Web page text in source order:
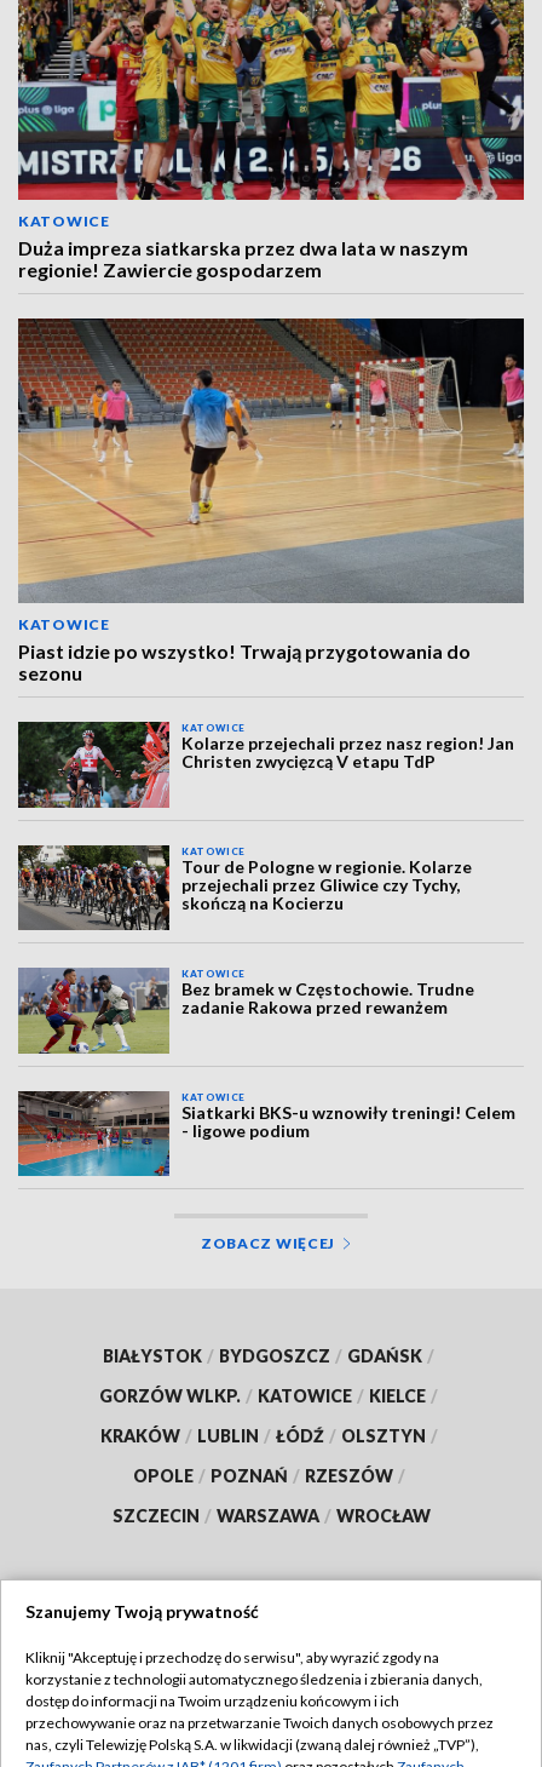
KATOWICE
Duża impreza siatkarska przez dwa lata w naszym
regionie! Zawiercie gospodarzem
KATOWICE
Piast idzie po wszystko! Trwają przygotowania do
sezonu
KATOWICE
Kolarze przejechali przez nasz region! Jan
Christen zwycięzcą V etapu TdP
KATOWICE
Tour de Pologne w regionie. Kolarze
przejechali przez Gliwice czy Tychy,
skończą na Kocierzu
KATOWICE
Bez bramek w Częstochowie. Trudne
zadanie Rakowa przed rewanżem
KATOWICE
Siatkarki BKS-u wznowiły treningi! Celem
- ligowe podium
ZOBACZ WIĘCEJ
BIAŁYSTOK / BYDGOSZCZ / GDAŃSK /
GORZÓW WLKP. / KATOWICE / KIELCE /
KRAKÓW / LUBLIN / ŁÓDŹ / OLSZTYN /
OPOLE / POZNAŃ / RZESZÓW /
SZCZECIN / WARSZAWA / WROCŁAW
TVP
Abonament TVP
Regulamin TVP
Szanujemy Twoją prywatność
Kliknij "Akceptuję i przechodzę do serwisu", aby wyrazić zgody na
korzystanie z technologii automatycznego śledzenia i zbierania danych,
dostęp do informacji na Twoim urządzeniu końcowym i ich
przechowywanie oraz na przetwarzanie Twoich danych osobowych przez
nas, czyli Telewizję Polską S.A. w likwidacji (zwaną dalej również „TVP”),